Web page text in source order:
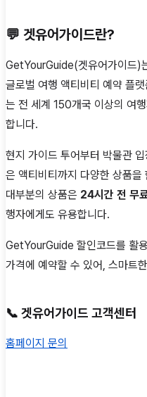
💬 겟유어가이드란?
GetYourGuide(겟유어가이드)
글로벌 여행 액티비티 예약 플
는 전 세계 150개국 이상의 여
합니다.
현지 가이드 투어부터 박물관
은 액티비티까지 다양한 상품
대부분의 상품은 24시간 전 무
행자에게도 유용합니다.
GetYourGuide 할인코드를 활
가격에 예약할 수 있어, 스마트
📞 겟유어가이드 고객센터
홈페이지 문의